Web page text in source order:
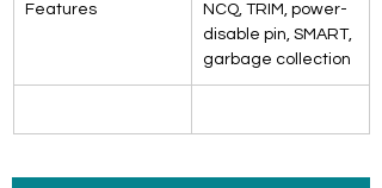
Features
NCQ, TRIM, power-
disable pin, SMART,
garbage collection